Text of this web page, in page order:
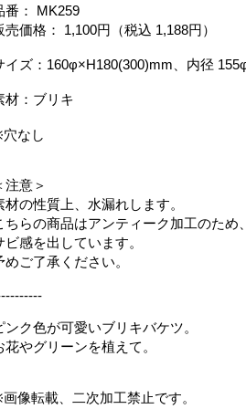
番： MK259
売価格： 1,100円（税込 1,188円）
イズ：160φ×H180(300)mm、内径
材：ブリキ
なし
注意＞
材の性質上、水漏れします。
ちらの商品はアンティーク加工のため
ビ感を出しています。
めご了承ください。
ンク色が可愛いブリキバケツ。
花やグリーンを植えて。
像転載、二次加工禁止です。